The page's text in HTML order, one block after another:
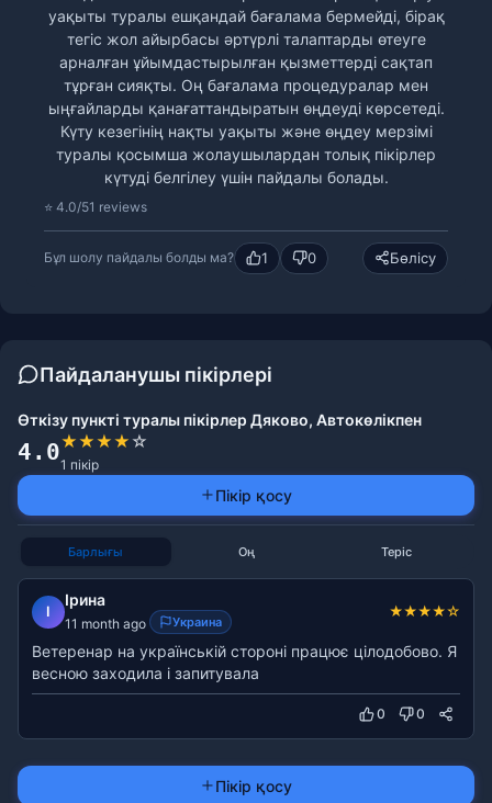
уақыты туралы ешқандай бағалама бермейді, бірақ
тегіс жол айырбасы әртүрлі талаптарды өтеуге
арналған ұйымдастырылған қызметтерді сақтап
тұрған сияқты. Оң бағалама процедуралар мен
ыңғайларды қанағаттандыратын өңдеуді көрсетеді.
Күту кезегінің нақты уақыты және өңдеу мерзімі
туралы қосымша жолаушылардан толық пікірлер
күтуді белгілеу үшін пайдалы болады.
⭐ 4.0/51 reviews
Бұл шолу пайдалы болды ма? 1 0 Бөлісу
Пайдаланушы пікірлері
Өткізу пункті туралы пікірлер Дяково, Автокөлікпен
4.0★★★★☆
1 пікір
Пікір қосу
Барлығы Оң Теріс
І
Ірина
11 month ago Украина
★★★★☆
Ветеренар на українській стороні працює цілодобово. Я
весною заходила і запитувала
0 0
Пікір қосу